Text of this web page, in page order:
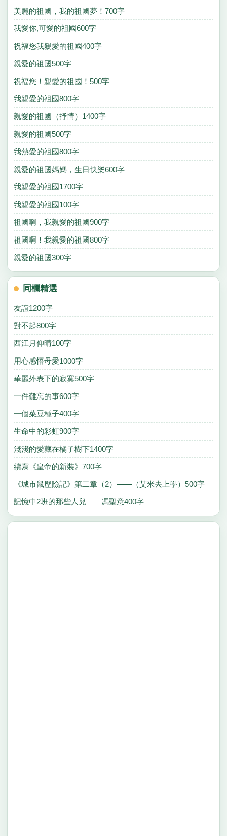
美麗的祖國，我的祖國夢！700字
我愛你,可愛的祖國600字
祝福您我親愛的祖國400字
親愛的祖國500字
祝福您！親愛的祖國！500字
我親愛的祖國800字
親愛的祖國（抒情）1400字
親愛的祖國500字
我熱愛的祖國800字
親愛的祖國媽媽，生日快樂600字
我親愛的祖國1700字
我親愛的祖國100字
祖國啊，我親愛的祖國900字
祖國啊！我親愛的祖國800字
親愛的祖國300字
同欄精選
友誼1200字
對不起800字
西江月仰晴100字
用心感悟母愛1000字
華麗外表下的寂寞500字
一件難忘的事600字
一個菜豆種子400字
生命中的彩虹900字
淺淺的愛藏在橘子樹下1400字
續寫《皇帝的新裝》700字
《城市鼠歷險記》第二章（2）——（艾米去上學）500字
記憶中2班的那些人兒——馮聖意400字